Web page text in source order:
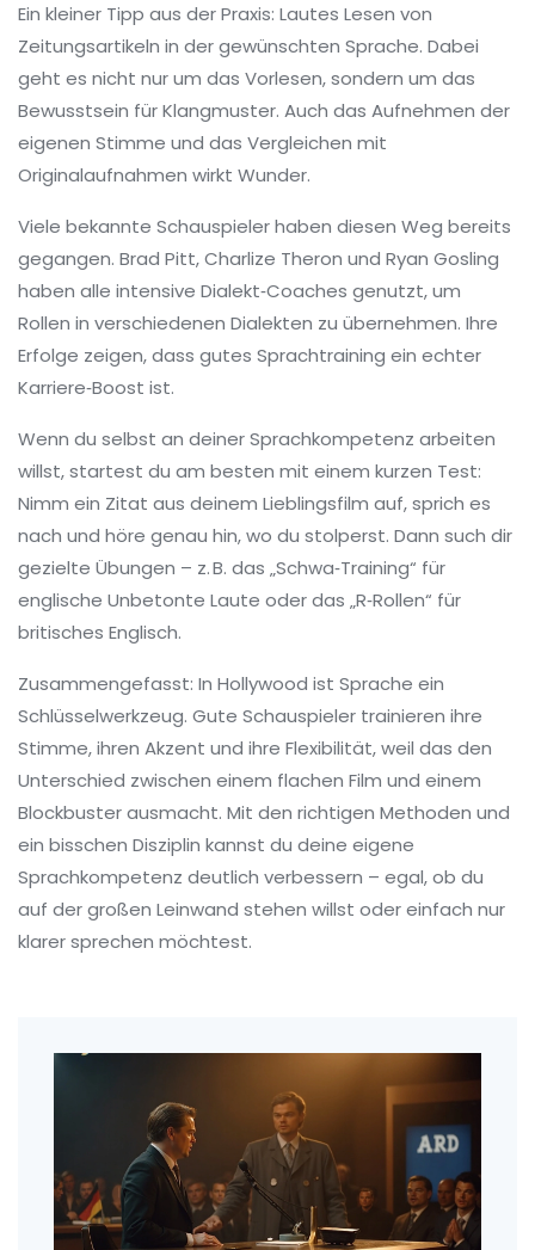
Ein kleiner Tipp aus der Praxis: Lautes Lesen von
Zeitungsartikeln in der gewünschten Sprache. Dabei
geht es nicht nur um das Vorlesen, sondern um das
Bewusstsein für Klangmuster. Auch das Aufnehmen der
eigenen Stimme und das Vergleichen mit
Originalaufnahmen wirkt Wunder.
Viele bekannte Schauspieler haben diesen Weg bereits
gegangen. Brad Pitt, Charlize Theron und Ryan Gosling
haben alle intensive Dialekt‑Coaches genutzt, um
Rollen in verschiedenen Dialekten zu übernehmen. Ihre
Erfolge zeigen, dass gutes Sprachtraining ein echter
Karriere‑Boost ist.
Wenn du selbst an deiner Sprachkompetenz arbeiten
willst, startest du am besten mit einem kurzen Test:
Nimm ein Zitat aus deinem Lieblingsfilm auf, sprich es
nach und höre genau hin, wo du stolperst. Dann such dir
gezielte Übungen – z. B. das „Schwa‑Training“ für
englische Unbetonte Laute oder das „R‑Rollen“ für
britisches Englisch.
Zusammengefasst: In Hollywood ist Sprache ein
Schlüsselwerkzeug. Gute Schauspieler trainieren ihre
Stimme, ihren Akzent und ihre Flexibilität, weil das den
Unterschied zwischen einem flachen Film und einem
Blockbuster ausmacht. Mit den richtigen Methoden und
ein bisschen Disziplin kannst du deine eigene
Sprachkompetenz deutlich verbessern – egal, ob du
auf der großen Leinwand stehen willst oder einfach nur
klarer sprechen möchtest.